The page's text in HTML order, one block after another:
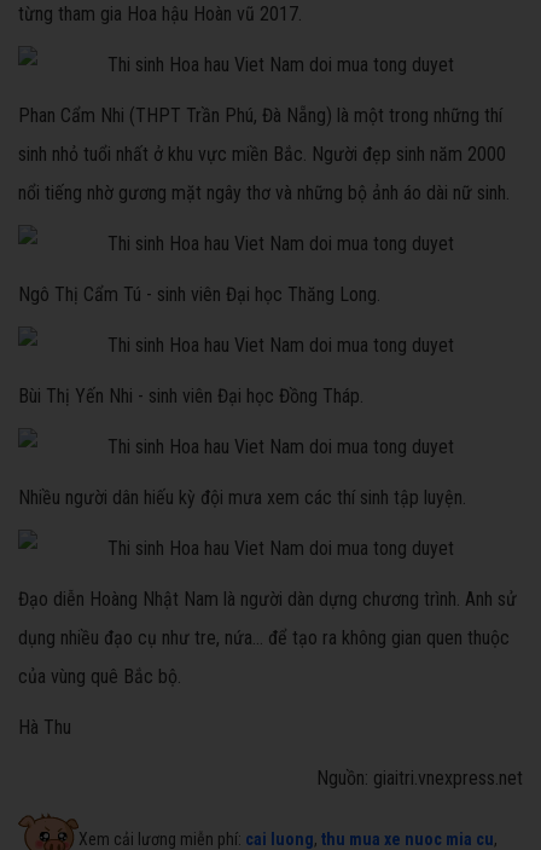
từng tham gia Hoa hậu Hoàn vũ 2017.
Phan Cẩm Nhi (THPT Trần Phú, Đà Nẵng) là một trong những thí
sinh nhỏ tuổi nhất ở khu vực miền Bắc. Người đẹp sinh năm 2000
nổi tiếng nhờ gương mặt ngây thơ và những bộ ảnh áo dài nữ sinh.
Ngô Thị Cẩm Tú - sinh viên Đại học Thăng Long.
Bùi Thị Yến Nhi - sinh viên Đại học Đồng Tháp.
Nhiều người dân hiếu kỳ đội mưa xem các thí sinh tập luyện.
Đạo diễn Hoàng Nhật Nam là người dàn dựng chương trình. Anh sử
dụng nhiều đạo cụ như tre, nứa... để tạo ra không gian quen thuộc
của vùng quê Bắc bộ.
Hà Thu
Nguồn: giaitri.vnexpress.net
Xem cải lương miễn phí: cai luong, thu mua xe nuoc mia cu,